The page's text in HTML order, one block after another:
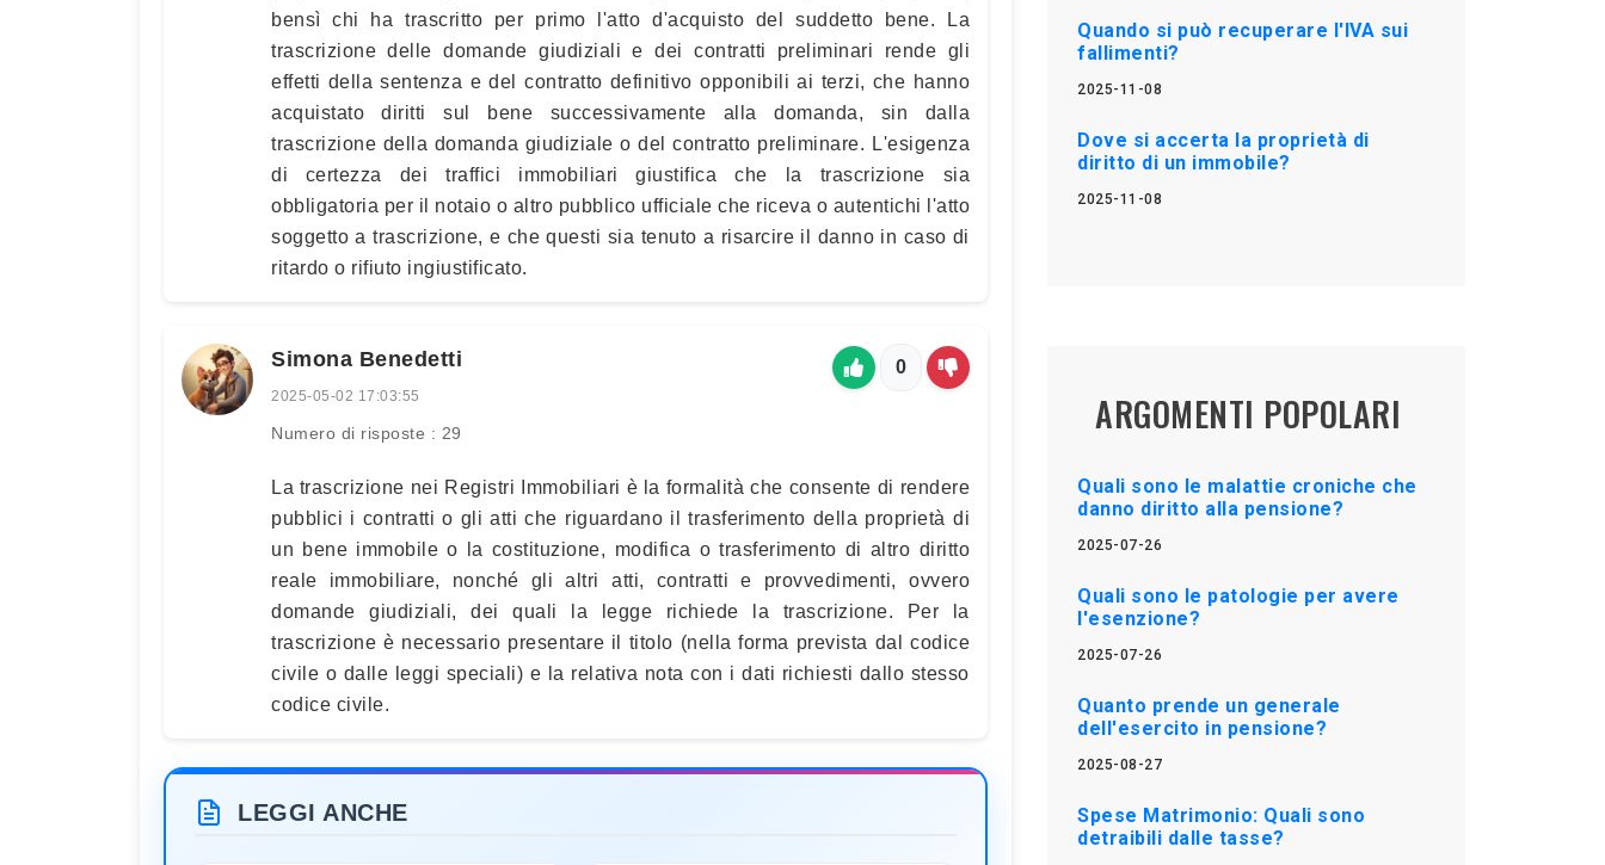
bensì chi ha trascritto per primo l'atto d'acquisto del suddetto bene. La
trascrizione delle domande giudiziali e dei contratti preliminari rende gli
effetti della sentenza e del contratto definitivo opponibili ai terzi, che hanno
acquistato diritti sul bene successivamente alla domanda, sin dalla
trascrizione della domanda giudiziale o del contratto preliminare. L'esigenza
di certezza dei traffici immobiliari giustifica che la trascrizione sia
obbligatoria per il notaio o altro pubblico ufficiale che riceva o autentichi l'atto
soggetto a trascrizione, e che questi sia tenuto a risarcire il danno in caso di
ritardo o rifiuto ingiustificato.
Simona Benedetti
2025-05-02 17:03:55
Numero di risposte : 29
0
La trascrizione nei Registri Immobiliari è la formalità che consente di rendere
pubblici i contratti o gli atti che riguardano il trasferimento della proprietà di
un bene immobile o la costituzione, modifica o trasferimento di altro diritto
reale immobiliare, nonché gli altri atti, contratti e provvedimenti, ovvero
domande giudiziali, dei quali la legge richiede la trascrizione. Per la
trascrizione è necessario presentare il titolo (nella forma prevista dal codice
civile o dalle leggi speciali) e la relativa nota con i dati richiesti dallo stesso
codice civile.
LEGGI ANCHE
Quando si può recuperare l'IVA sui
fallimenti?
2025-11-08
Dove si accerta la proprietà di
diritto di un immobile?
2025-11-08
ARGOMENTI POPOLARI
Quali sono le malattie croniche che
danno diritto alla pensione?
2025-07-26
Quali sono le patologie per avere
l'esenzione?
2025-07-26
Quanto prende un generale
dell'esercito in pensione?
2025-08-27
Spese Matrimonio: Quali sono
detraibili dalle tasse?